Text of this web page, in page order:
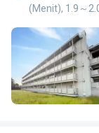
(Menit), 1.9～